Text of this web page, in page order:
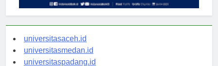
universitasaceh.id
universitasmedan.id